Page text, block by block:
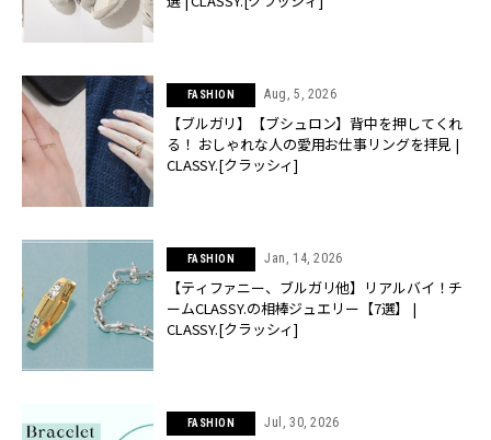
FASHION Aug, 5, 2026
【ブルガリ】【ブシュロン】背中を押してくれ
る！ おしゃれな人の愛用お仕事リングを拝見 |
CLASSY.[クラッシィ]
FASHION Jan, 14, 2026
【ティファニー、ブルガリ他】リアルバイ！チ
ームCLASSY.の相棒ジュエリー【7選】 |
CLASSY.[クラッシィ]
FASHION Jul, 30, 2026